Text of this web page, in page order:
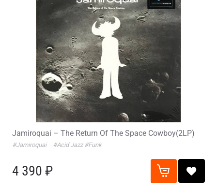
Jamiroquai – The Return Of The Space Cowboy(2LP)
#Jamiroquai #Acid Jazz #Funk
4 390 ₽